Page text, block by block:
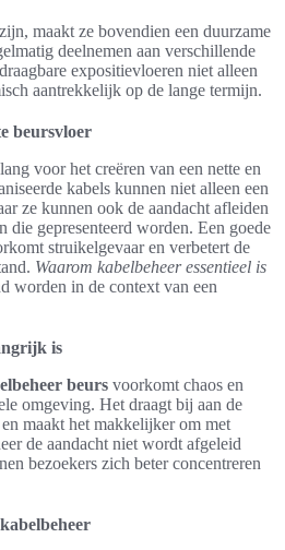
maakt ze bovendien een duurzame
deelnemen aan verschillende
expositievloeren niet alleen
aantrekkelijk op de lange termijn.
beursvloer
voor het creëren van een nette en
kabels kunnen niet alleen een
ze kunnen ook de aandacht afleiden
die gepresenteerd worden. Een goede
struikelgevaar en verbetert de
Waarom kabelbeheer essentieel is
worden in de context van een
is
beurs voorkomt chaos en
omgeving. Het draagt bij aan de
maakt het makkelijker om met
de aandacht niet wordt afgeleid
bezoekers zich beter concentreren